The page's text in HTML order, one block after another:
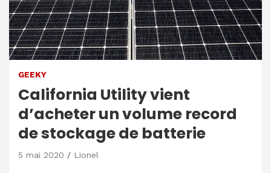
GEEKY
California Utility vient
d’acheter un volume record
de stockage de batterie
5 mai 2020 Lionel